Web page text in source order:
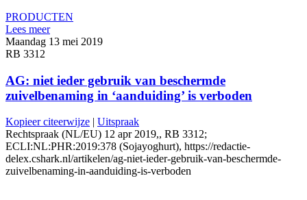
PRODUCTEN
Lees meer
Maandag 13 mei 2019
RB 3312
AG: niet ieder gebruik van beschermde
zuivelbenaming in ‘aanduiding’ is verboden
Kopieer citeerwijze | Uitspraak
Rechtspraak (NL/EU) 12 apr 2019,, RB 3312;
ECLI:NL:PHR:2019:378 (Sojayoghurt), https://redactie-
delex.cshark.nl/artikelen/ag-niet-ieder-gebruik-van-beschermde-
zuivelbenaming-in-aanduiding-is-verboden